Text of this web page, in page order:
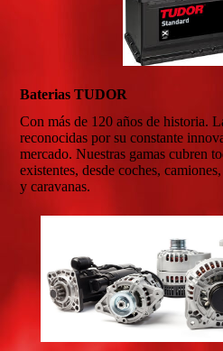
Baterias TUDOR
Con más de 120 años de historia.
reconocidas por su constante
mercado. Nuestras gamas cubren
existentes, desde coches,
y caravanas.